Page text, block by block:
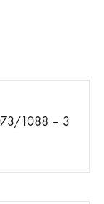
1088 – 3